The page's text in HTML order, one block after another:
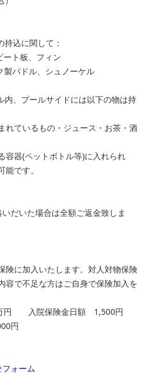
込に関して：
ート板、フィン
製パドル、シュノーケル
、プールサイドには以下の物は持
れているもの・ジュース・お茶・酒
容器(ペットボトル等)に入れられ
です。
だいた場合は全額ご返金致しま
険に加入いたします。対人対物保険
容で不足な方はご自身で保険加入を
円 入院保険金日額 1,500円
円
ォーム